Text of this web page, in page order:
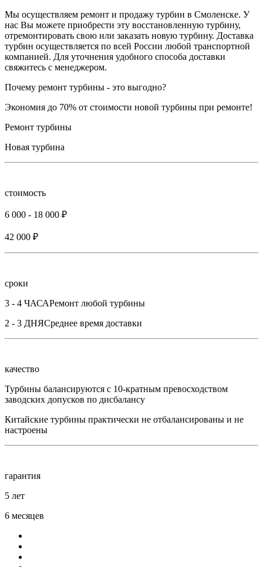
Мы осуществляем ремонт и продажу турбин в Смоленске. У
нас Вы можете приобрести эту восстановленную турбину,
отремонтировать свою или заказать новую турбину. Доставка
турбин осуществляется по всей России любой транспортной
компанией. Для уточнения удобного способа доставки
свяжитесь с менеджером.
Почему ремонт турбины - это выгодно?
Экономия до 70% от стоимости новой турбины при ремонте!
Ремонт турбины
Новая турбина
стоимость
6 000 - 18 000 ₽
42 000 ₽
сроки
3 - 4 ЧАСАРемонт любой турбины
2 - 3 ДНЯСреднее время доставки
качество
Турбины балансируются с 10-кратным превосходством
заводских допусков по дисбалансу
Китайские турбины практически не отбалансированы и не
настроены
гарантия
5 лет
6 месяцев